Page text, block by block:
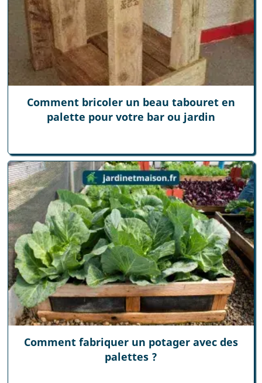
Comment bricoler un beau tabouret en
palette pour votre bar ou jardin
Comment fabriquer un potager avec des
palettes ?